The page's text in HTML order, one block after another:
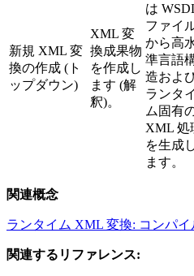
新規 XML 変
換の作成 (ト
ップダウン)
XML 変
換成果物
を作成し
ます (解
釈)。
は
ファイ
から高
準言語
造およ
ランタイ
ム固有
XML 処
を生成
ます。
関連概念
ランタイム XML 変換: コンパ
関連するリファレンス: